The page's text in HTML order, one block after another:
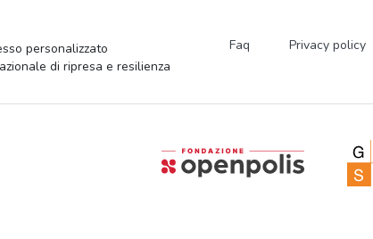
personalizzato
di ripresa e resilienza
Faq Privacy policy